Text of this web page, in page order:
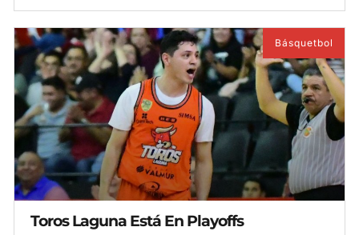
Básquetbol
Toros Laguna Está En Playoffs